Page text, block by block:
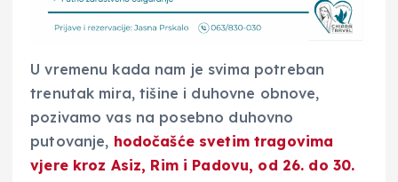
U vremenu kada nam je svima potreban
trenutak mira, tišine i duhovne obnove,
pozivamo vas na posebno duhovno
putovanje, hodočašće svetim tragovima
vjere kroz Asiz, Rim i Padovu, od 26. do 30.